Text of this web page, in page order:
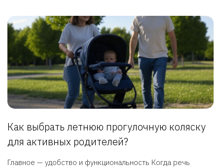
Как выбрать летнюю прогулочную коляску
для активных родителей?
Главное — удобство и функциональность Когда речь